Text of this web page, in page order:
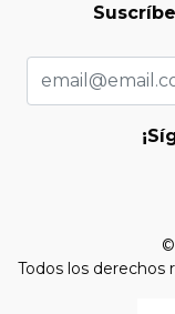
Todos los derechos